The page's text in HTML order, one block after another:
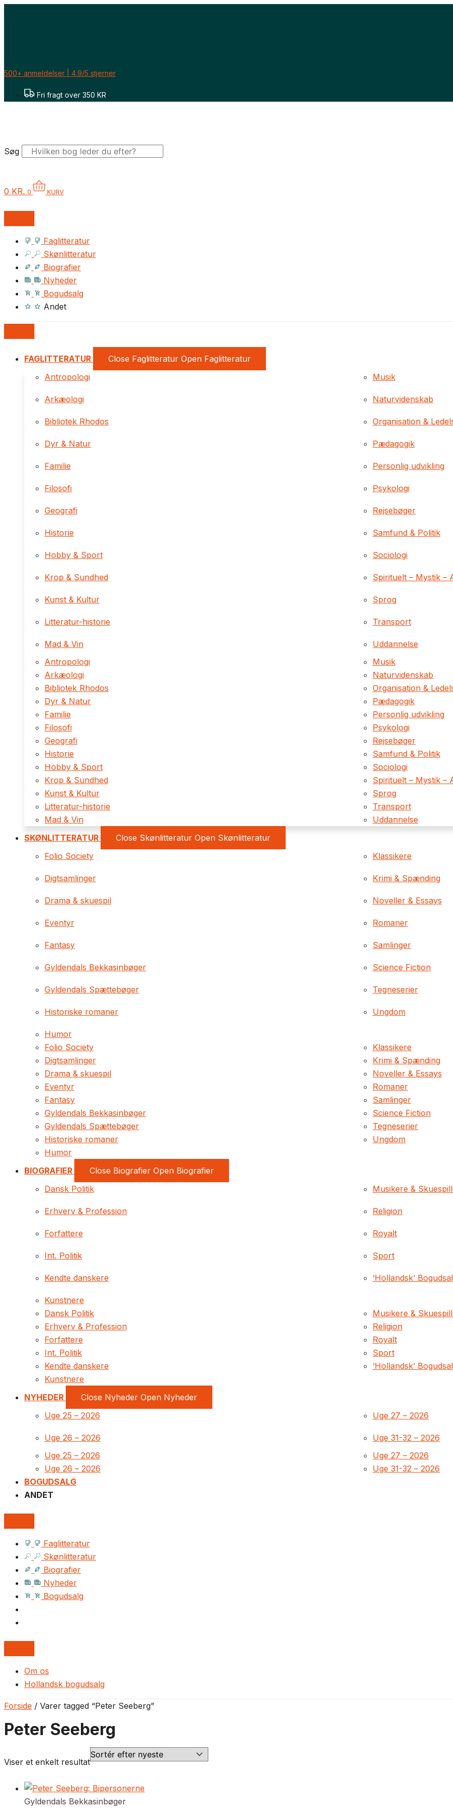
Gå
500+ anmeldelser | 4.9/5 stjerner
Fri fragt over 350 KR
Søg
0 KR. 0 KURV
Faglitteratur
Skønlitteratur
Biografier
Nyheder
Bogudsalg
Andet
FAGLITTERATUR Close Faglitteratur Open Faglitteratur
Antropologi
Arkæologi
Bibliotek Rhodos
Dyr & Natur
Familie
Filosofi
Geografi
Historie
Hobby & Sport
Krop & Sundhed
Kunst & Kultur
Litteratur-historie
Mad & Vin
Musik
Naturvidenskab
Organisation &
Pædagogik
Personlig udvikling
Psykologi
Rejsebøger
Samfund & Politik
Sociologi
Spirituelt – Mystik –
Sprog
Transport
Uddannelse
Antropologi
Arkæologi
Bibliotek Rhodos
Dyr & Natur
Familie
Filosofi
Geografi
Historie
Hobby & Sport
Krop & Sundhed
Kunst & Kultur
Litteratur-historie
Mad & Vin
Musik
Naturvidenskab
Organisation &
Pædagogik
Personlig udvikling
Psykologi
Rejsebøger
Samfund & Politik
Sociologi
Spirituelt – Mystik –
Sprog
Transport
Uddannelse
SKØNLITTERATUR
Close Skønlitteratur Open Skønlitteratur
Folio Society
Digtsamlinger
Drama & skuespil
Eventyr
Fantasy
Gyldendals Bekkasinbøger
Gyldendals Spættebøger
Historiske romaner
Humor
Klassikere
Krimi & Spænding
Noveller & Essays
Romaner
Samlinger
Science Fiction
Tegneserier
Ungdom
Folio Society
Digtsamlinger
Drama & skuespil
Eventyr
Fantasy
Gyldendals Bekkasinbøger
Gyldendals Spættebøger
Historiske romaner
Humor
Klassikere
Krimi & Spænding
Noveller & Essays
Romaner
Samlinger
Science Fiction
Tegneserier
Ungdom
BIOGRAFIER Close Biografier Open Biografier
Dansk Politik
Erhverv & Profession
Forfattere
Int. Politik
Kendte danskere
Kunstnere
Musikere &
Religion
Royalt
Sport
‘Hollandsk’
Dansk Politik
Erhverv & Profession
Forfattere
Int. Politik
Kendte danskere
Kunstnere
Musikere &
Religion
Royalt
Sport
‘Hollandsk’
NYHEDER Close Nyheder Open Nyheder
Uge 25 – 2026
Uge 26 – 2026
Uge 27 – 2026
Uge 31-32 – 2026
Uge 25 – 2026
Uge 26 – 2026
Uge 27 – 2026
Uge 31-32 – 2026
BOGUDSALG
ANDET
Faglitteratur
Skønlitteratur
Biografier
Nyheder
Bogudsalg
Om os
Hollandsk bogudsalg
Forside / Varer tagged “Peter Seeberg”
Peter Seeberg
Viser et enkelt resultat
Gyldendals Bekkasinbøger